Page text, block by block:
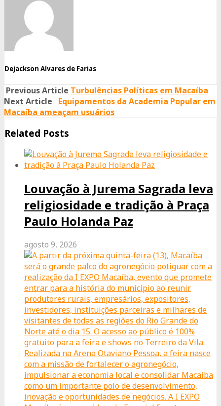
Facebook
Twitter
Whatsapp
Dejackson Alvares de Farias
Previous Article Turbulências Políticas em Macaíba
Next Article
Equipamentos da Academia Popular em
Macaíba ameaçam usuários
Related Posts
Louvação à Jurema Sagrada leva
religiosidade e tradição à Praça
Paulo Holanda Paz
agosto 9, 2026